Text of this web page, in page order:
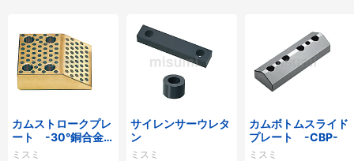
カムストロークプレ
ート -30°銅合金タ
イプ-
ミスミ
サイレンサーウレタ
ン
ミスミ
カムボトムスライド
プレート -CBP-
ミスミ